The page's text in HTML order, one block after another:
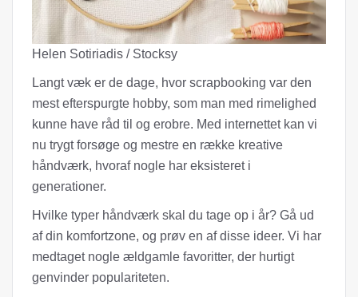
Helen Sotiriadis / Stocksy
Langt væk er de dage, hvor scrapbooking var den
mest efterspurgte hobby, som man med rimelighed
kunne have råd til og erobre. Med internettet kan vi
nu trygt forsøge og mestre en række kreative
håndværk, hvoraf nogle har eksisteret i
generationer.
Hvilke typer håndværk skal du tage op i år? Gå ud
af din komfortzone, og prøv en af ​​disse ideer. Vi har
medtaget nogle ældgamle favoritter, der hurtigt
genvinder populariteten.